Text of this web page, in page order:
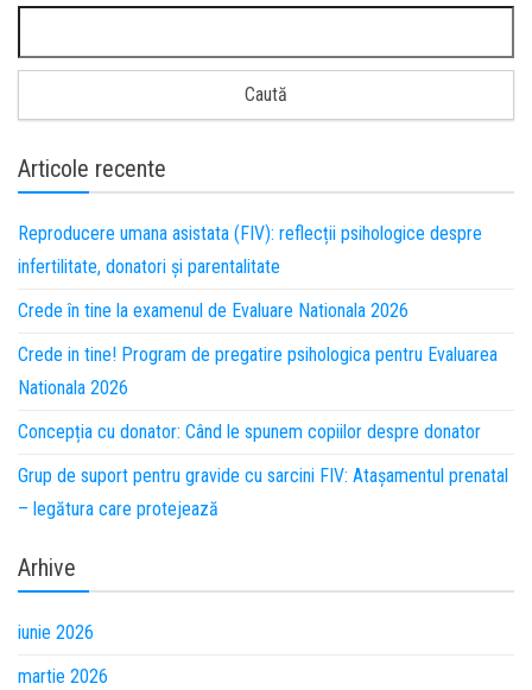
Articole recente
Reproducere umana asistata (FIV): reflecții psihologice despre
infertilitate, donatori și parentalitate
Crede în tine la examenul de Evaluare Nationala 2026
Crede in tine! Program de pregatire psihologica pentru Evaluarea
Nationala 2026
Concepția cu donator: Când le spunem copiilor despre donator
Grup de suport pentru gravide cu sarcini FIV: Atașamentul prenatal
– legătura care protejează
Arhive
iunie 2026
martie 2026